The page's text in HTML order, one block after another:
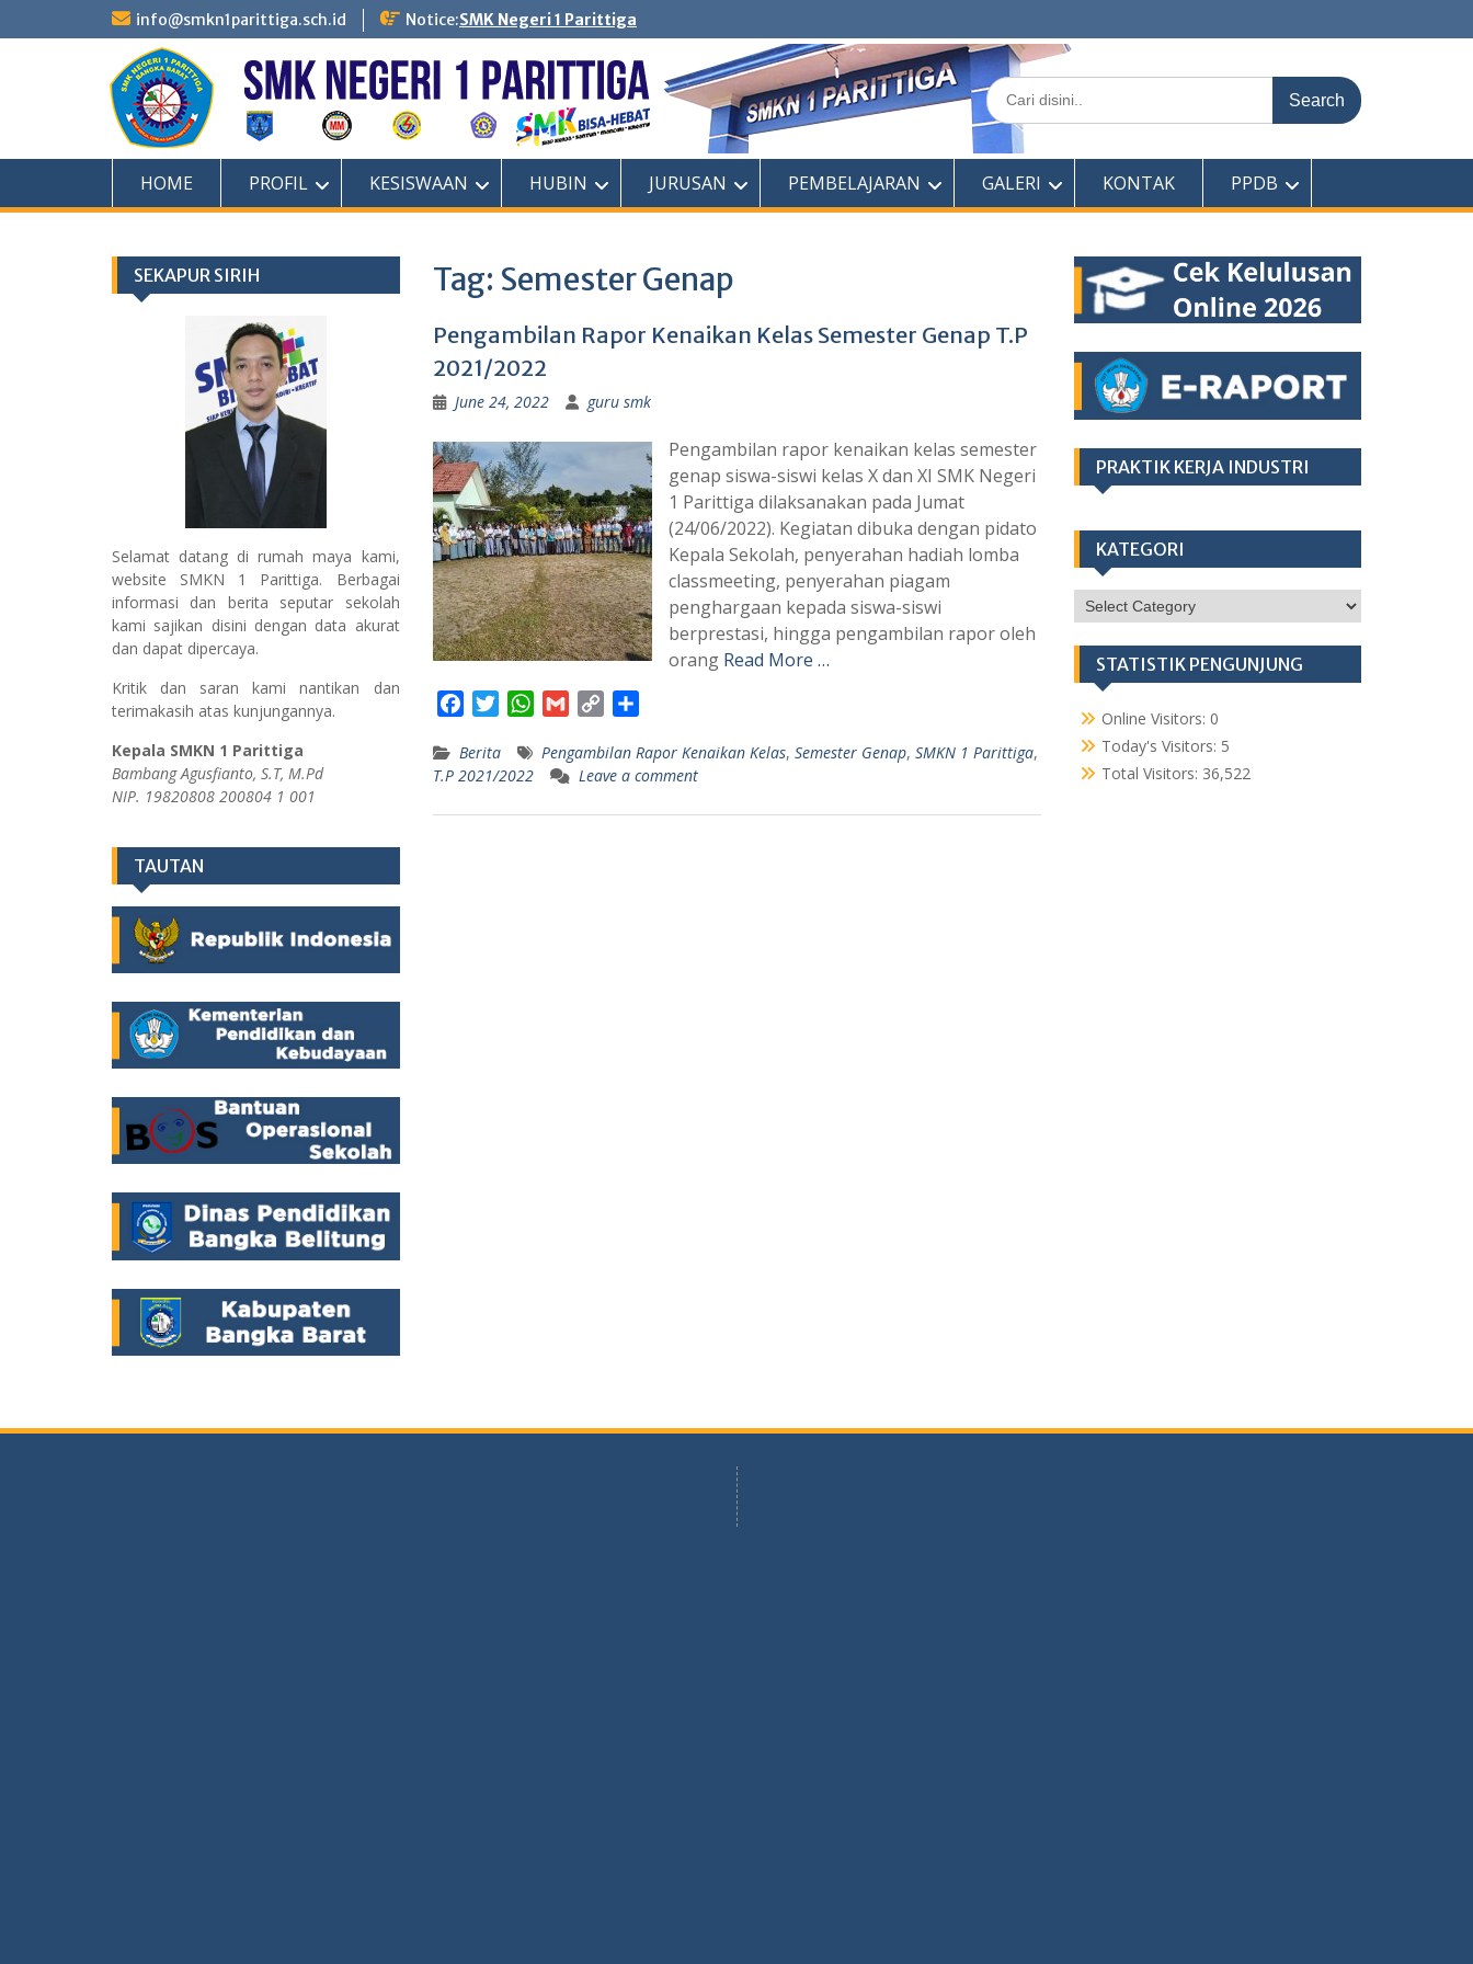
to
info@smkn1parittiga.sch.id Notice:SMK Negeri 1 Parittiga
Search
for:
HOME PROFIL KESISWAAN HUBIN JURUSAN PEMBELAJARAN GALERI KONTAK PPDB
Tag: Semester Genap
Pengambilan Rapor Kenaikan Kelas Semester Genap T.P
2021/2022
June 24, 2022 guru smk
Pengambilan rapor kenaikan kelas semester
genap siswa-siswi kelas X dan XI SMK Negeri
1 Parittiga dilaksanakan pada Jumat
(24/06/2022). Kegiatan dibuka dengan pidato
Kepala Sekolah, penyerahan hadiah lomba
classmeeting, penyerahan piagam
penghargaan kepada siswa-siswi
berprestasi, hingga pengambilan rapor oleh
orang Read More …
c
e
b
i
t
t
W
a
t
s
a
i
l
p
y
L
a
r
e
Berita Pengambilan Rapor Kenaikan Kelas, Semester Genap, SMKN 1 Parittiga,
T.P 2021/2022
Leave a comment
PRAKTIK KERJA INDUSTRI
KATEGORI
KATEGORI
STATISTIK PENGUNJUNG
Online Visitors: 0
Today's Visitors: 5
Total Visitors: 36,522
SEKAPUR SIRIH
Selamat datang di rumah maya kami,
website SMKN 1 Parittiga. Berbagai
informasi dan berita seputar sekolah
kami sajikan disini dengan data akurat
dan dapat dipercaya.
Kritik dan saran kami nantikan dan
terimakasih atas kunjungannya.
Kepala SMKN 1 Parittiga
Bambang Agusfianto, S.T, M.Pd
NIP. 19820808 200804 1 001
TAUTAN